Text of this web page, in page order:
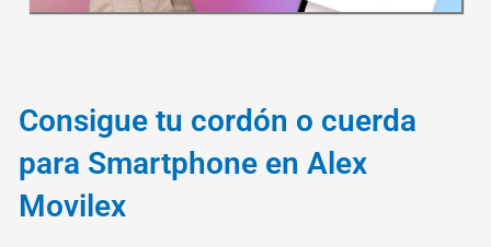
Consigue tu cordón o cuerda
para Smartphone en Alex
Movilex